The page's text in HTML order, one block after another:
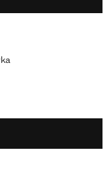
PARKA